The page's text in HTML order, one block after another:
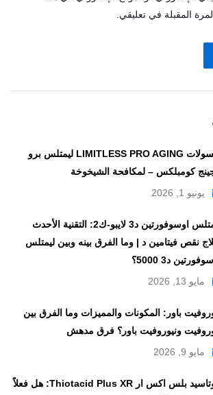
المقبلة في تعليقي.
كبسولات LIMITLESS PRO AGING ليمتلس برو
كومبلكس – لمكافحة الشيخوخة
يونيو 1, 2026
ليمتلس اوسوفورتين د3 لايبو-ك2: التقنية الأحدث
نقص فيتامين د | وما الفرق بينه وبين ليمتلس
د3 5000؟
مايو 13, 2026
باور: المكونات والمميزات وما الفرق بين
ونيوروفيت باور؟ فرق مدهش
مايو 9, 2026
ثيوتاسيد بلس اكس ار Thiotacid Plus XR: هل فعلاً